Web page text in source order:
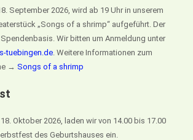
September 2026, wird ab 19 Uhr in unserem
„Songs of a shrimp“ aufgeführt. Der
Wir bitten um Anmeldung unter
tuebingen.de . Weitere Informationen zum
→Songs of a shrimp
Oktober 2026, laden wir von 14.00 bis 17.00
des Geburtshauses ein.